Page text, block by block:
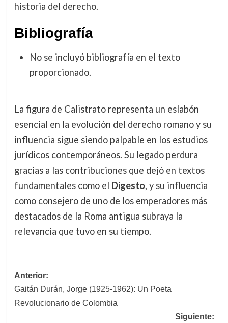
historia del derecho.
Bibliografía
No se incluyó bibliografía en el texto
proporcionado.
La figura de Calistrato representa un eslabón
esencial en la evolución del derecho romano y su
influencia sigue siendo palpable en los estudios
jurídicos contemporáneos. Su legado perdura
gracias a las contribuciones que dejó en textos
fundamentales como el Digesto, y su influencia
como consejero de uno de los emperadores más
destacados de la Roma antigua subraya la
relevancia que tuvo en su tiempo.
Navegación
de
Anterior:
Gaitán Durán, Jorge (1925-1962): Un Poeta
Revolucionario de Colombia
Siguiente: